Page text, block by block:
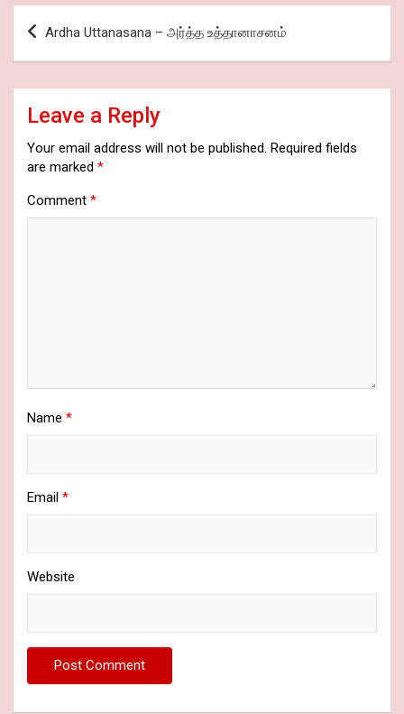
Post
Ardha Uttanasana – அர்த்த உத்தானாசனம்
Leave a Reply
Your email address will not be published. Required fields
are marked *
Comment *
Name *
Email *
Website